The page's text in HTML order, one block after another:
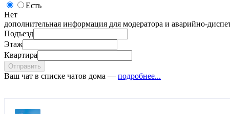
Есть
Нет
дополнительная информация для модератора и аварийно-
Подъезд
Этаж
Квартира
Отправить
Ваш чат в списке чатов дома — подробнее...